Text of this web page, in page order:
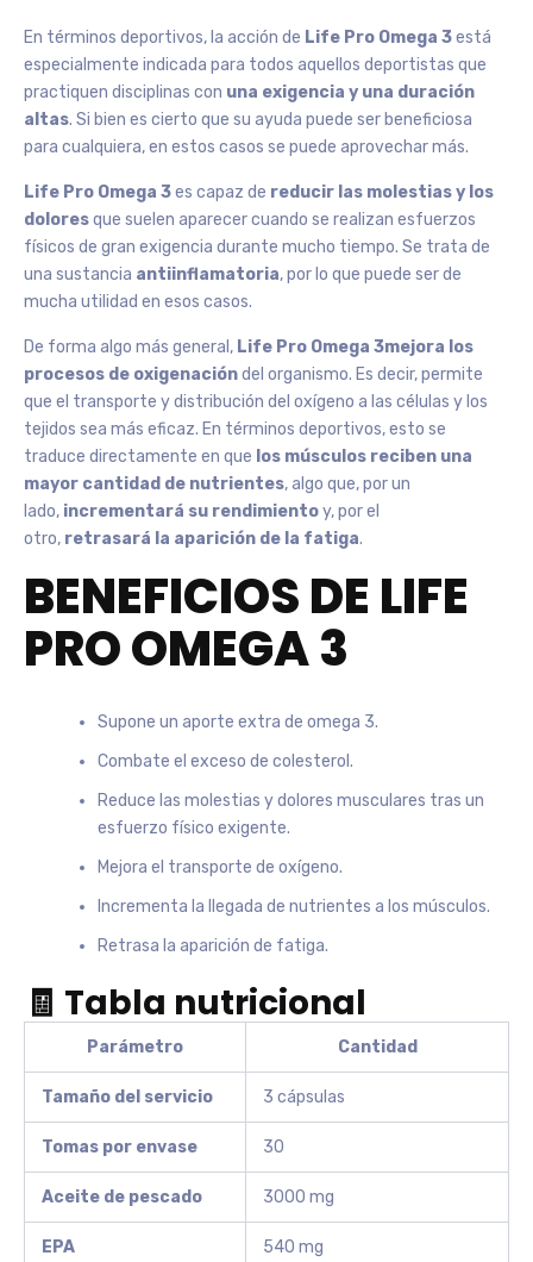
En términos deportivos, la acción de Life Pro Omega 3está
especialmente indicada para todos aquellos deportistas que
practiquen disciplinas con una exigencia y una duración
altas. Si bien es cierto que su ayuda puede ser beneficiosa
para cualquiera, en estos casos se puede aprovechar más.
Life Pro Omega 3es capaz de reducir las molestias y los
doloresque suelen aparecer cuando se realizan esfuerzos
físicos de gran exigencia durante mucho tiempo. Se trata de
una sustancia antiinflamatoria, por lo que puede ser de
mucha utilidad en esos casos.
De forma algo más general, Life Pro Omega 3mejora los
procesos de oxigenacióndel organismo. Es decir, permite
que el transporte y distribución del oxígeno a las células y los
tejidos sea más eficaz. En términos deportivos, esto se
traduce directamente en que los músculos reciben una
mayor cantidad de nutrientes, algo que, por un
lado, incrementará su rendimientoy, por el
otro, retrasará la aparición de la fatiga.
BENEFICIOS DE LIFE
PRO OMEGA 3
Supone un aporte extra de omega 3.
Combate el exceso de colesterol.
Reduce las molestias y dolores musculares tras un
esfuerzo físico exigente.
Mejora el transporte de oxígeno.
Incrementa la llegada de nutrientes a los músculos.
Retrasa la aparición de fatiga.
🧾 Tabla nutricional
Parámetro Cantidad
Tamaño del servicio 3 cápsulas
Tomas por envase 30
Aceite de pescado 3000 mg
EPA 540 mg